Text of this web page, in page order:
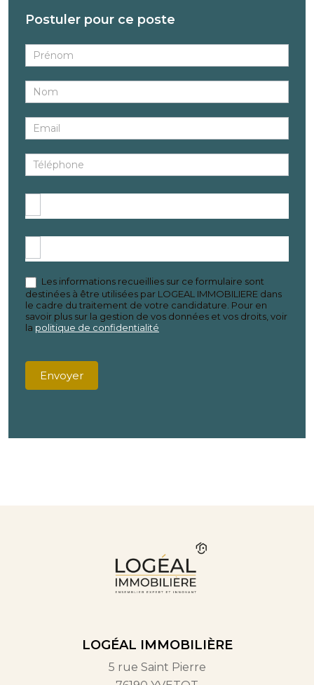
Postuler pour ce poste
Recrutement
Site
internet
Les informations recueillies sur ce formulaire sont
destinées à être utilisées par LOGEAL IMMOBILIERE dans
le cadre du traitement de votre candidature. Pour en
savoir plus sur la gestion de vos données et vos droits, voir
la politique de confidentialité
Envoyer
LOGÉAL IMMOBILIÈRE
5 rue Saint Pierre